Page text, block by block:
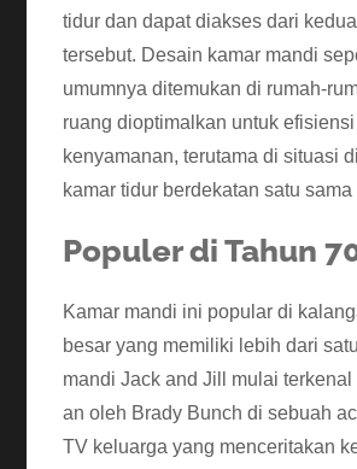
tidur dan dapat diakses dari
tersebut. Desain kamar mandi
umumnya ditemukan di rumah-
ruang dioptimalkan untuk
kenyamanan, terutama di situasi
kamar tidur berdekatan satu sama
Populer di Tahun
Kamar mandi ini popular di
besar yang memiliki lebih dari
mandi Jack and Jill mulai terkenal
an oleh Brady Bunch di sebuah
TV keluarga yang menceritakan